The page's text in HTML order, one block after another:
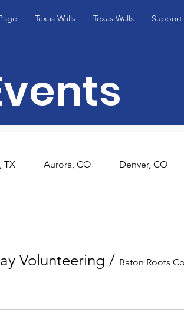
Texas Walls Texas Walls Support
TX Aurora, CO Denver, CO
Volunteering /